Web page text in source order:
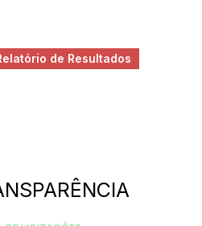
de Resultados